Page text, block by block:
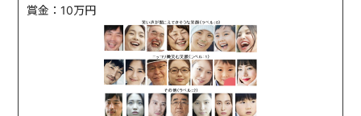
賞金：10万円